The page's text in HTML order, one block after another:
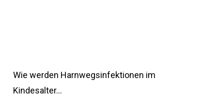
Wie werden Harnwegsinfektionen im
Kindesalter…